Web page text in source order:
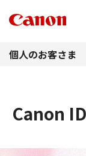
個人のお客さま
Canon ID